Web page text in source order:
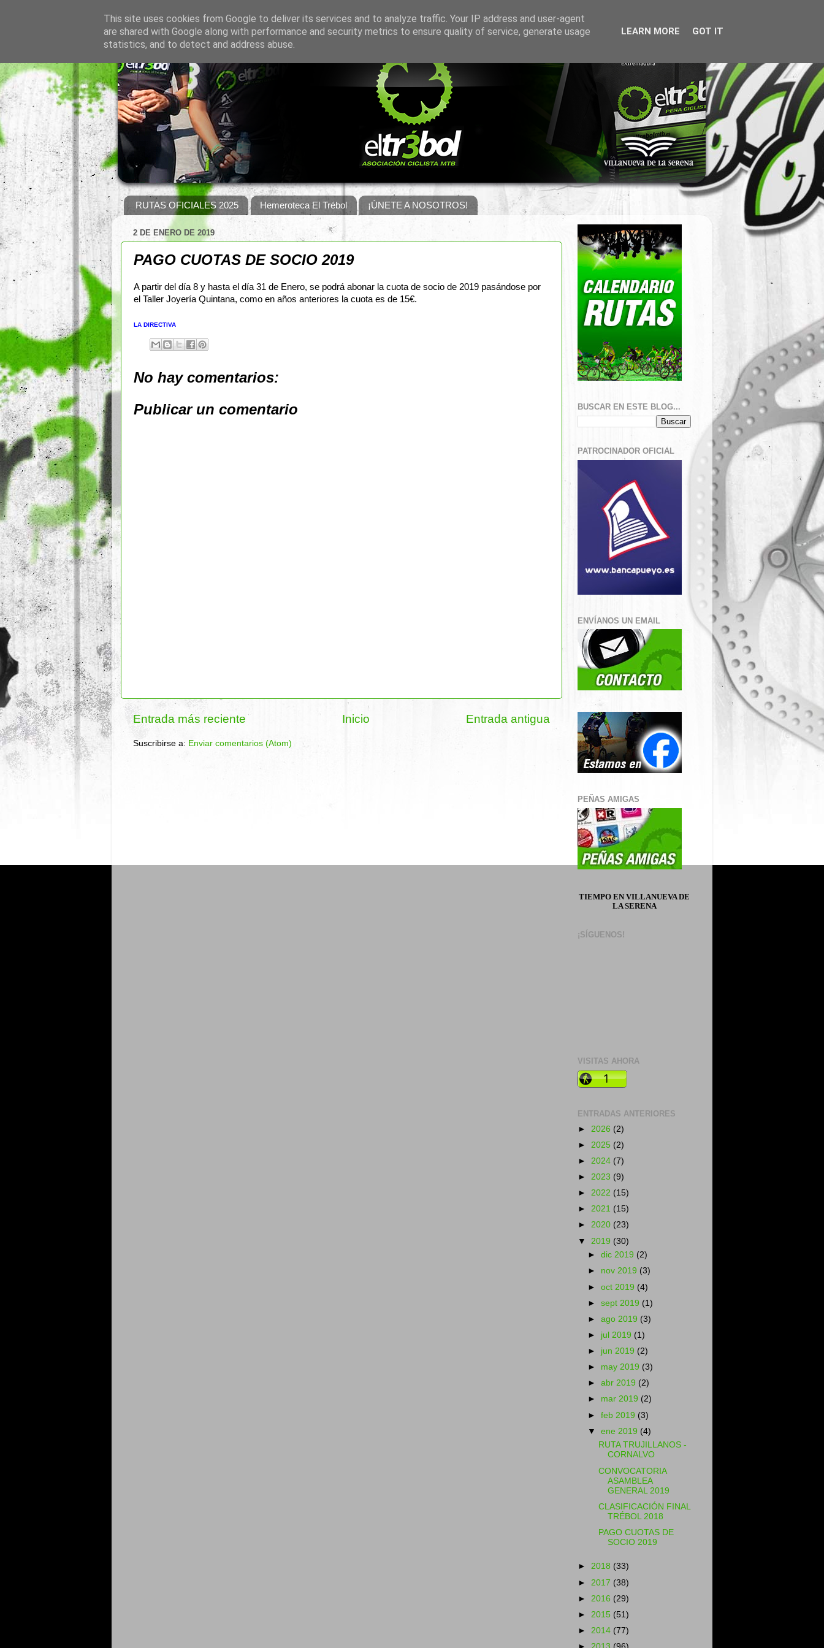
RUTAS OFICIALES 2025 Hemeroteca El Trébol ¡ÚNETE A NOSOTROS!
2 DE ENERO DE 2019
PAGO CUOTAS DE SOCIO 2019
A partir del día 8 y hasta el día 31 de Enero, se podrá abonar la cuota de socio de 2019 pasándose por
el Taller Joyería Quintana, como en años anteriores la cuota es de 15€.
LA DIRECTIVA
No hay comentarios:
Publicar un comentario
Entrada más reciente Entrada antigua
Inicio
Suscribirse a: Enviar comentarios (Atom)
BUSCAR EN ESTE BLOG...
PATROCINADOR OFICIAL
ENVÍANOS UN EMAIL
PEÑAS AMIGAS
TIEMPO EN VILLANUEVA DE
LA SERENA
¡SÍGUENOS!
VISITAS AHORA
ENTRADAS ANTERIORES
► 2026 (2)
► 2025 (2)
► 2024 (7)
► 2023 (9)
► 2022 (15)
► 2021 (15)
► 2020 (23)
▼ 2019 (30)
►dic 2019 (2)
► nov 2019 (3)
►oct 2019 (4)
►sept 2019 (1)
►ago 2019 (3)
► jul 2019 (1)
► jun 2019 (2)
► may 2019 (3)
►abr 2019 (2)
► mar 2019 (2)
►feb 2019 (3)
▼ene 2019 (4)
RUTA TRUJILLANOS -
CORNALVO
CONVOCATORIA
ASAMBLEA
GENERAL 2019
CLASIFICACIÓN FINAL
TRÉBOL 2018
PAGO CUOTAS DE
SOCIO 2019
► 2018 (33)
► 2017 (38)
► 2016 (29)
► 2015 (51)
► 2014 (77)
This site uses cookies from Google to deliver its services and to analyze traffic. Your IP address and user-agent
are shared with Google along with performance and security metrics to ensure quality of service, generate usage
statistics, and to detect and address abuse.
LEARN MORE GOT IT